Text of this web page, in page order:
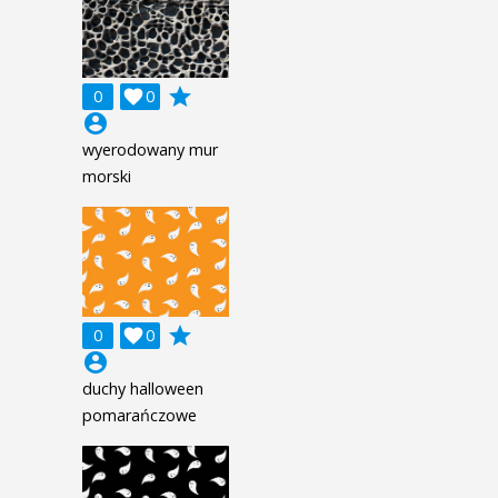
0 0

grade
account_circle
wyerodowany mur
morski
0 0

grade
account_circle
duchy halloween
pomarańczowe